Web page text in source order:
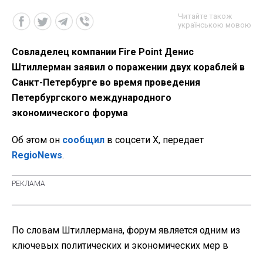
Читайте також
українською мовою
Совладелец компании Fire Point Денис
Штиллерман заявил о поражении двух кораблей в
Санкт-Петербурге во время проведения
Петербургского международного
экономического форума
Об этом он сообщил в соцсети X, передает
RegioNews.
По словам Штиллермана, форум является одним из
ключевых политических и экономических мер в